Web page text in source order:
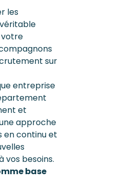
les
votre
sur
entreprise
et
approche
en continu et
vos besoins.
base